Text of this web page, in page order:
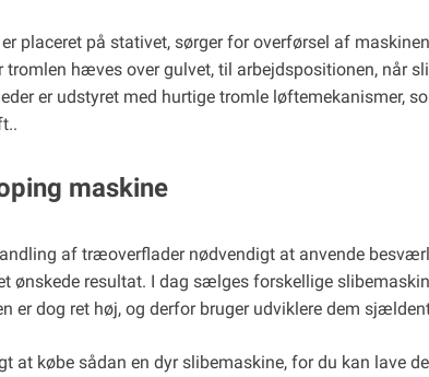
placeret på stativet, sørger for overførsel af
hæves over gulvet, til arbejdspositionen, når
er udstyret med hurtige tromle løftemekanismer,
maskine
af træoverflader nødvendigt at anvende
ønskede resultat. I dag sælges forskellige
er dog ret høj, og derfor bruger udviklere dem
at købe sådan en dyr slibemaskine, for du kan lave